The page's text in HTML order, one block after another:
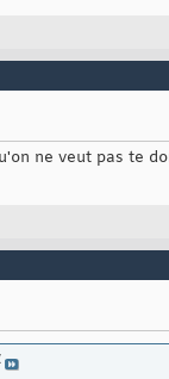
ne veut pas te